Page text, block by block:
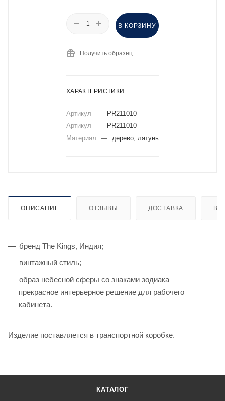
В КОРЗИНУ
Получить образец
ХАРАКТЕРИСТИКИ
Артикул —
PR211010
Артикул
—
PR211010
Материал
— дерево, латунь
ОПИСАНИЕ ОТЗЫВЫ ДОСТАВКА
бренд The Kings, Индия;
винтажный стиль;
образ небесной сферы со знаками зодиака —
прекрасное интерьерное решение для рабочего
кабинета.
Изделие поставляется в транспортной коробке.
КАТАЛОГ